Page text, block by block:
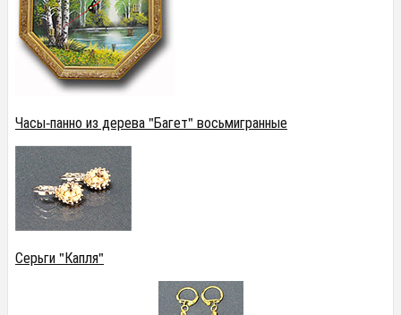
Часы-панно из дерева "Багет" восьмигранные
Серьги "Капля"